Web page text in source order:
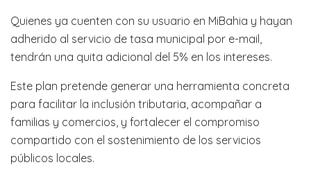
Quienes ya cuenten con su usuario en MiBahia y hayan
adherido al servicio de tasa municipal por e-mail,
tendrán una quita adicional del 5% en los intereses.
Este plan pretende generar una herramienta concreta
para facilitar la inclusión tributaria, acompañar a
familias y comercios, y fortalecer el compromiso
compartido con el sostenimiento de los servicios
públicos locales.